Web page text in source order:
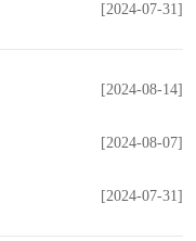
[2024-07-31]
[2024-08-14]
[2024-08-07]
[2024-07-31]